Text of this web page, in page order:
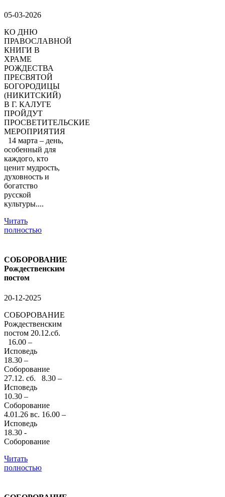
05-03-2026
КО ДНЮ
ПРАВОСЛАВНОЙ
КНИГИ В
ХРАМЕ
РОЖДЕСТВА
ПРЕСВЯТОЙ
БОГОРОДИЦЫ
(НИКИТСКИЙ)
В Г. КАЛУГЕ
ПРОЙДУТ
ПРОСВЕТИТЕЛЬСКИЕ
МЕРОПРИЯТИЯ
14 марта – день,
особенный для
каждого, кто
ценит мудрость,
духовность и
богатство
русской
культуры....
Читать
полностью
СОБОРОВАНИЕ
Рождественским
постом
20-12-2025
СОБОРОВАНИЕ
Рождественским
постом 20.12.сб.
16.00 –
Исповедь
18.30 –
Соборование
27.12. сб. 8.30 –
Исповедь
10.30 –
Соборование
4.01.26 вс. 16.00 –
Исповедь
18.30 -
Соборование
Читать
полностью